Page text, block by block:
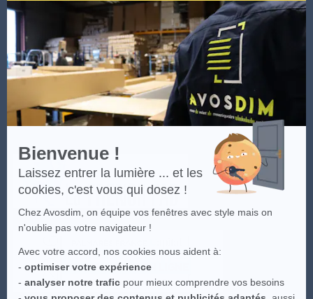
En
savoir
plus
sur
Axeptio
Bienvenue !
Laissez entrer la lumière ... et les
cookies, c'est vous qui dosez !
Chez Avosdim, on équipe vos fenêtres avec style mais on
n'oublie pas votre navigateur !
Avec votre accord, nos cookies nous aident à:
- optimiser votre expérience
- analyser notre trafic pour mieux comprendre vos besoins
Plus d'infos cliquezici..
Les visuels du site sont la propriété intellectuelle d'Avosdim, toute
reproduction partielle ou totale est interdite.